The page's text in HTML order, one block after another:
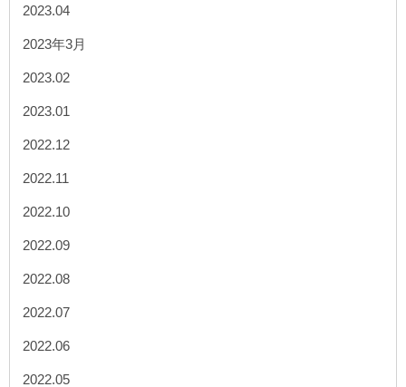
2023.04
2023年3月
2023.02
2023.01
2022.12
2022.11
2022.10
2022.09
2022.08
2022.07
2022.06
2022.05